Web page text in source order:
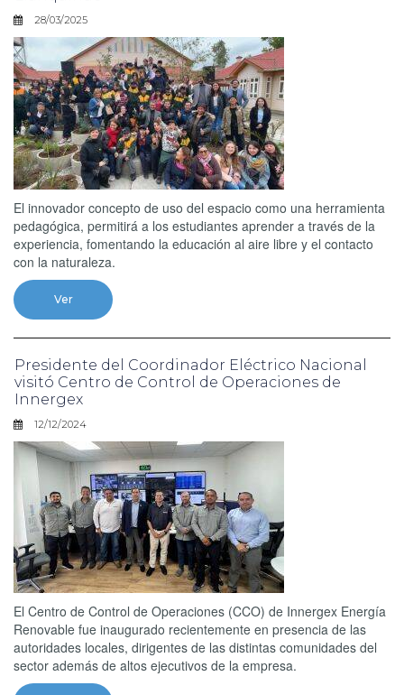
28/03/2025
El innovador concepto de uso del espacio como una herramienta
pedagógica, permitirá a los estudiantes aprender a través de la
experiencia, fomentando la educación al aire libre y el contacto
con la naturaleza.
Ver
Presidente del Coordinador Eléctrico Nacional
visitó Centro de Control de Operaciones de
Innergex
12/12/2024
El Centro de Control de Operaciones (CCO) de Innergex Energía
Renovable fue inaugurado recientemente en presencia de las
autoridades locales, dirigentes de las distintas comunidades del
sector además de altos ejecutivos de la empresa.